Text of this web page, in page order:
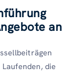
an
die